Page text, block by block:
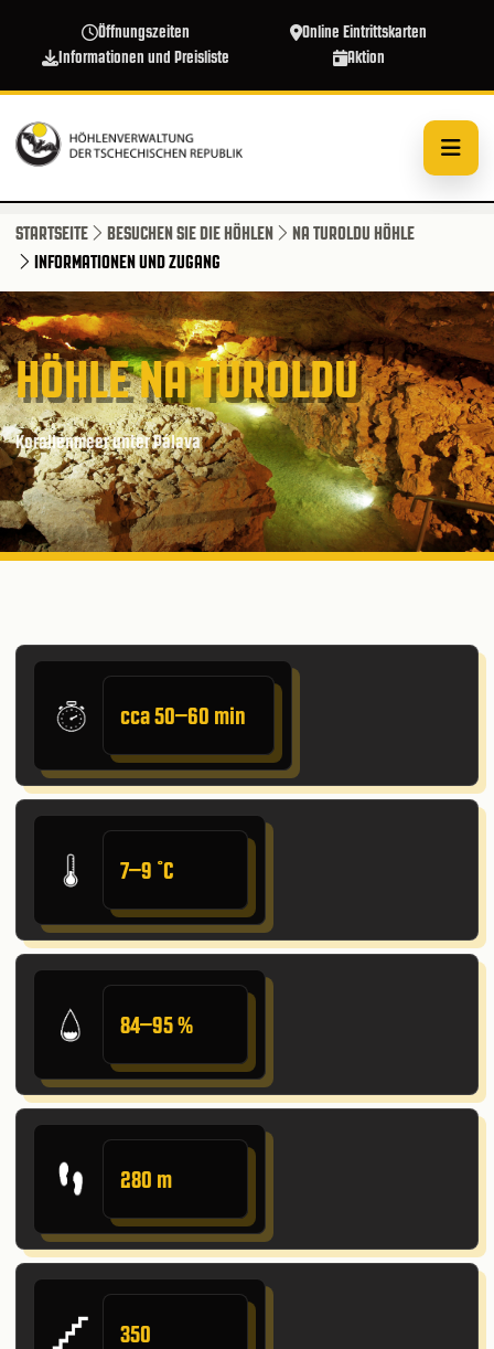
Öffnungszeiten
Online Eintrittskarten
Informationen und Preisliste
Aktion
STARTSEITE BESUCHEN SIE DIE HÖHLEN
NA TUROLDU HÖHLE
INFORMATIONEN UND ZUGANG
HÖHLE NA TUROLDU
Korallenmeer unter Pálava
cca 50–60 min
7–9 ˚C
84–95 %
280 m
350